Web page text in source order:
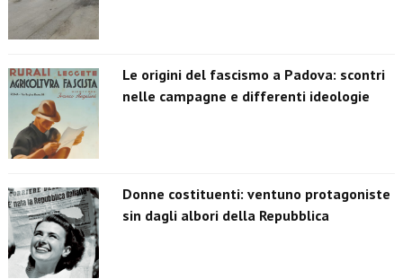
Le origini del fascismo a Padova: scontri
nelle campagne e differenti ideologie
Donne costituenti: ventuno protagoniste
sin dagli albori della Repubblica